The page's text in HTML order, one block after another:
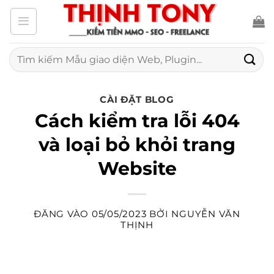
Bỏ
qua
nội
dung
Tìm
kiếm:
CÀI ĐẶT BLOG
Cách kiểm tra lỗi 404
và loại bỏ khỏi trang
Website
ĐĂNG VÀO 05/05/2023 BỞI NGUYỄN VĂN
THỊNH